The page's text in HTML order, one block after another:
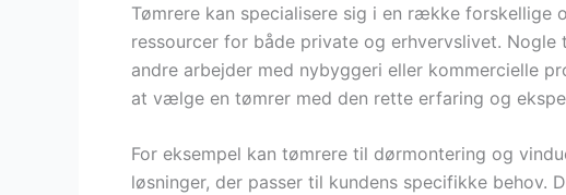
Tømrere kan specialisere sig i en række
ressourcer for både private og erhvervslivet.
andre arbejder med nybyggeri eller kommercielle
at vælge en tømrer med den rette erfaring og
For eksempel kan tømrere til dørmontering og
løsninger, der passer til kundens specifikke behov.